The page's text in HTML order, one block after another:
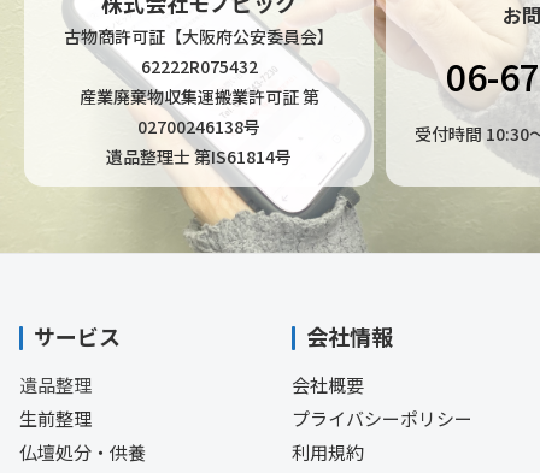
古物商許可証【大阪府公安委員会】
62222R075432
産業廃棄物収集運搬業許可証 第
02700246138号
遺品整理士 第IS61814号
お
06-
受付時間 10:30
サービス
遺品整理
生前整理
仏壇処分・供養
会社情報
会社概要
プライバシーポリシー
利用規約